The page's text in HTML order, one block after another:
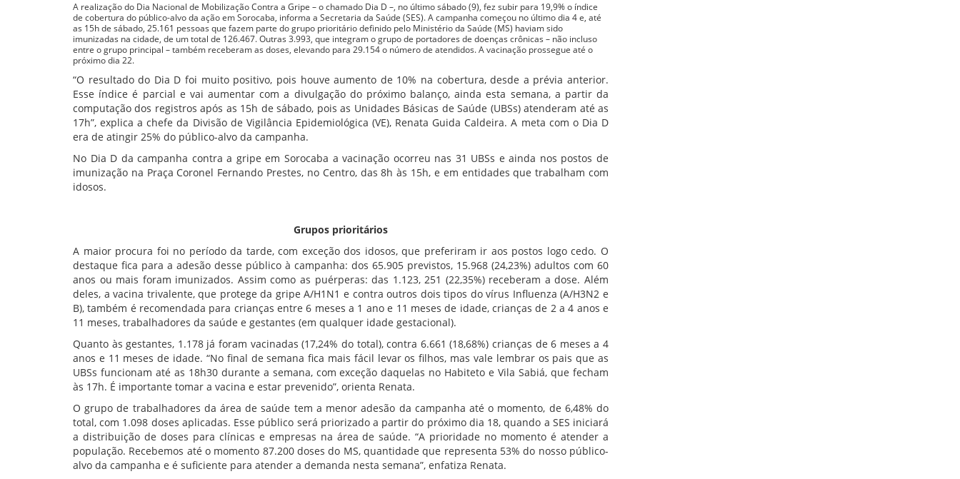
A realização do Dia Nacional de Mobilização Contra a Gripe – o chamado Dia D –, no último sábado (9), fez subir para 19,9% o índice
de cobertura do público-alvo da ação em Sorocaba, informa a Secretaria da Saúde (SES). A campanha começou no último dia 4 e, até
as 15h de sábado, 25.161 pessoas que fazem parte do grupo prioritário definido pelo Ministério da Saúde (MS) haviam sido
imunizadas na cidade, de um total de 126.467. Outras 3.993, que integram o grupo de portadores de doenças crônicas – não incluso
entre o grupo principal – também receberam as doses, elevando para 29.154 o número de atendidos. A vacinação prossegue até o
próximo dia 22.
“O resultado do Dia D foi muito positivo, pois houve aumento de 10% na cobertura, desde a prévia anterior.
Esse índice é parcial e vai aumentar com a divulgação do próximo balanço, ainda esta semana, a partir da
computação dos registros após as 15h de sábado, pois as Unidades Básicas de Saúde (UBSs) atenderam até as
17h”, explica a chefe da Divisão de Vigilância Epidemiológica (VE), Renata Guida Caldeira. A meta com o Dia D
era de atingir 25% do público-alvo da campanha.
No Dia D da campanha contra a gripe em Sorocaba a vacinação ocorreu nas 31 UBSs e ainda nos postos de
imunização na Praça Coronel Fernando Prestes, no Centro, das 8h às 15h, e em entidades que trabalham com
idosos.
Grupos prioritários
A maior procura foi no período da tarde, com exceção dos idosos, que preferiram ir aos postos logo cedo. O
destaque fica para a adesão desse público à campanha: dos 65.905 previstos, 15.968 (24,23%) adultos com 60
anos ou mais foram imunizados. Assim como as puérperas: das 1.123, 251 (22,35%) receberam a dose. Além
deles, a vacina trivalente, que protege da gripe A/H1N1 e contra outros dois tipos do vírus Influenza (A/H3N2 e
B), também é recomendada para crianças entre 6 meses a 1 ano e 11 meses de idade, crianças de 2 a 4 anos e
11 meses, trabalhadores da saúde e gestantes (em qualquer idade gestacional).
Quanto às gestantes, 1.178 já foram vacinadas (17,24% do total), contra 6.661 (18,68%) crianças de 6 meses a 4
anos e 11 meses de idade. “No final de semana fica mais fácil levar os filhos, mas vale lembrar os pais que as
UBSs funcionam até as 18h30 durante a semana, com exceção daquelas no Habiteto e Vila Sabiá, que fecham
às 17h. É importante tomar a vacina e estar prevenido”, orienta Renata.
O grupo de trabalhadores da área de saúde tem a menor adesão da campanha até o momento, de 6,48% do
total, com 1.098 doses aplicadas. Esse público será priorizado a partir do próximo dia 18, quando a SES iniciará
a distribuição de doses para clínicas e empresas na área de saúde. “A prioridade no momento é atender a
população. Recebemos até o momento 87.200 doses do MS, quantidade que representa 53% do nosso público-
alvo da campanha e é suficiente para atender a demanda nesta semana”, enfatiza Renata.